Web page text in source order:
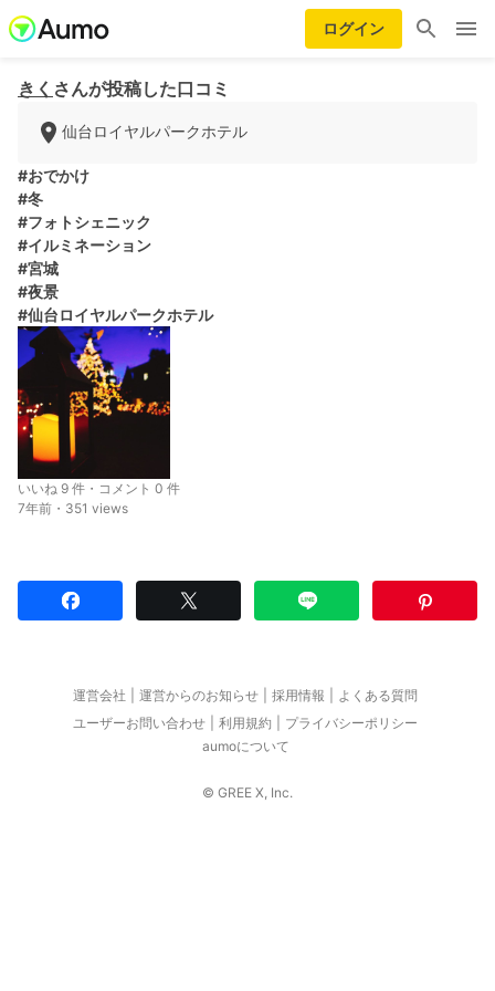
ログイン
きく さんが投稿した口コミ
仙台ロイヤルパークホテル
#おでかけ
#冬
#フォトシェニック
#イルミネーション
#宮城
#夜景
#仙台ロイヤルパークホテル
いいね 9 件・コメント 0 件
7年前・351 views
運営会社 運営からのお知らせ 採用情報
よくある質問
ユーザーお問い合わせ
利用規約
プライバシーポリシー
aumoについて
© GREE X, Inc.